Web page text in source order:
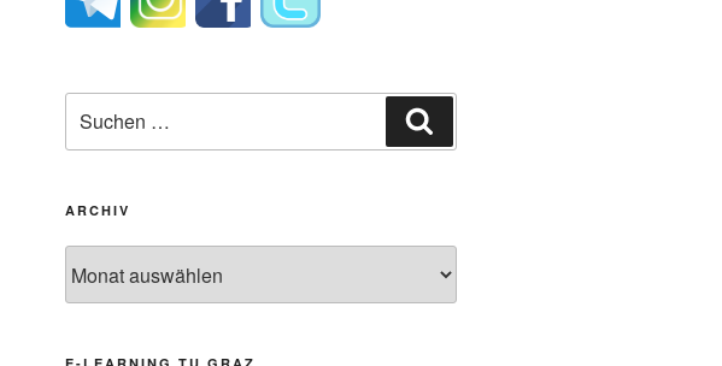
nach:
ARCHIV